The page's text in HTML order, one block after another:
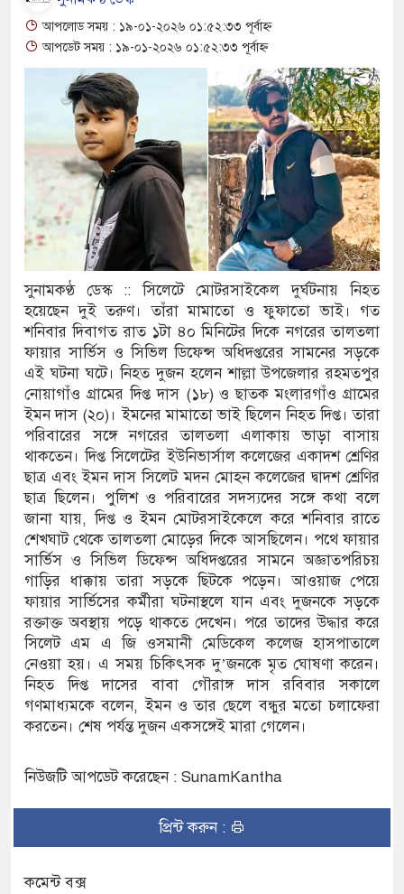
গ্রাহক
নিশ্চিতের নির্দেশ
বাউসা-কেশবপুর গ্রাম
শত শত শিক্ষার্থীর
প্রতিপক্ষের সব অভিযোগ
পাম্পে দীর্ঘ লাইন
প্রশাসনিক ভবনের উদ্বোধন
আওয়ামী লীগের নেই :
নাদের, পলিন, রিপন-
সার্ভিস সেন্টারের উদ্বোধন
আপলোড সময় : ১৯-০১-২০২৬ ০১:৫২:৩৩ পূর্বাহ্ন
আপডেট সময় : ১৯-০১-২০২৬ ০১:৫২:৩৩ পূর্বাহ্ন
সুনামকণ্ঠ ডেস্ক :: সিলেটে মোটরসাইকেল দুর্ঘটনায় নিহত
হয়েছেন দুই তরুণ। তাঁরা মামাতো ও ফুফাতো ভাই। গত
শনিবার দিবাগত রাত ১টা ৪০ মিনিটের দিকে নগরের তালতলা
ফায়ার সার্ভিস ও সিভিল ডিফেন্স অধিদপ্তরের সামনের সড়কে
এই ঘটনা ঘটে। নিহত দুজন হলেন শাল্লা উপজেলার রহমতপুর
নোয়াগাঁও গ্রামের দিপ্ত দাস (১৮) ও ছাতক মংলারগাঁও গ্রামের
ইমন দাস (২০)। ইমনের মামাতো ভাই ছিলেন নিহত দিপ্ত। তারা
পরিবারের সঙ্গে নগরের তালতলা এলাকায় ভাড়া বাসায়
থাকতেন। দিপ্ত সিলেটের ইউনিভার্সাল কলেজের একাদশ শ্রেণির
ছাত্র এবং ইমন দাস সিলেট মদন মোহন কলেজের দ্বাদশ শ্রেণির
ছাত্র ছিলেন। পুলিশ ও পরিবারের সদস্যদের সঙ্গে কথা বলে
জানা যায়, দিপ্ত ও ইমন মোটরসাইকেলে করে শনিবার রাতে
শেখঘাট থেকে তালতলা মোড়ের দিকে আসছিলেন। পথে ফায়ার
সার্ভিস ও সিভিল ডিফেন্স অধিদপ্তরের সামনে অজ্ঞাতপরিচয়
গাড়ির ধাক্কায় তারা সড়কে ছিটকে পড়েন। আওয়াজ পেয়ে
ফায়ার সার্ভিসের কর্মীরা ঘটনাস্থলে যান এবং দুজনকে সড়কে
রক্তাক্ত অবস্থায় পড়ে থাকতে দেখেন। পরে তাদের উদ্ধার করে
সিলেট এম এ জি ওসমানী মেডিকেল কলেজ হাসপাতালে
নেওয়া হয়। এ সময় চিকিৎসক দু’জনকে মৃত ঘোষণা করেন।
নিহত দিপ্ত দাসের বাবা গৌরাঙ্গ দাস রবিবার সকালে
গণমাধ্যমকে বলেন, ইমন ও তার ছেলে বন্ধুর মতো চলাফেরা
করতেন। শেষ পর্যন্ত দুজন একসঙ্গেই মারা গেলেন।
নিউজটি আপডেট করেছেন : SunamKantha
প্রিন্ট করুন :
কমেন্ট বক্স